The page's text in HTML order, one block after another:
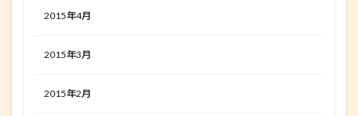
2015年4月
2015年3月
2015年2月